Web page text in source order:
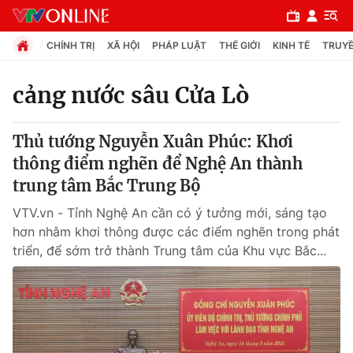
Chuyên mục
Chính trị
Pháp luật
Y tế
Thế giới
CHÍNH TRỊ XÃ HỘI PHÁP LUẬT THẾ GIỚI KINH TẾ
cảng nước sâu Cửa Lò
Thủ tướng Nguyễn Xuân Phúc: Khơi
thông điểm nghẽn để Nghệ An thành
trung tâm Bắc Trung Bộ
VTV.vn - Tỉnh Nghệ An cần có ý tưởng mới, sáng tạo
hơn nhằm khơi thông được các điểm nghẽn trong phát
triển, để sớm trở thành Trung tâm của Khu vực Bắc...